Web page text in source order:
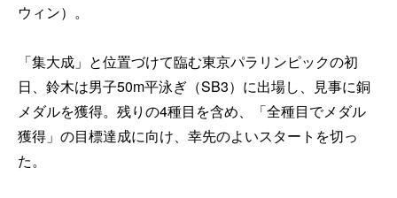
ウィン）。
「集大成」と位置づけて臨む東京パラリンピックの初
日、鈴木は男子50m平泳ぎ（SB3）に出場し、見事に銅
メダルを獲得。残りの4種目を含め、「全種目でメダル
獲得」の目標達成に向け、幸先のよいスタートを切っ
た。